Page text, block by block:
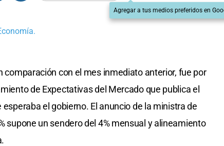
Agregar a tus medios preferidos en
comparación con el mes inmediato anterior, fue por
de Expectativas del Mercado que publica el
el gobierno. El anuncio de la ministra de
supone un sendero del 4% mensual y alineamiento